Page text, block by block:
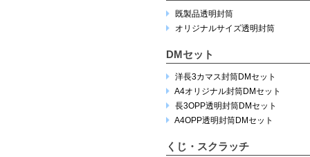
既製品透明封筒
オリジナルサイズ透明封筒
DMセット
洋長3カマス封筒DMセット
A4オリジナル封筒DMセット
長3OPP透明封筒DMセット
A4OPP透明封筒DMセット
くじ・スクラッチ